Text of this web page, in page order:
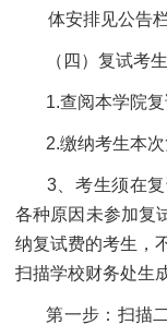
体安排见公告栏
（四）复试考
1.查阅本学院
2.缴纳考生本
3、考生须在
各种原因未参加复
纳复试费的考生，
扫描学校财务处生
第一步：扫描